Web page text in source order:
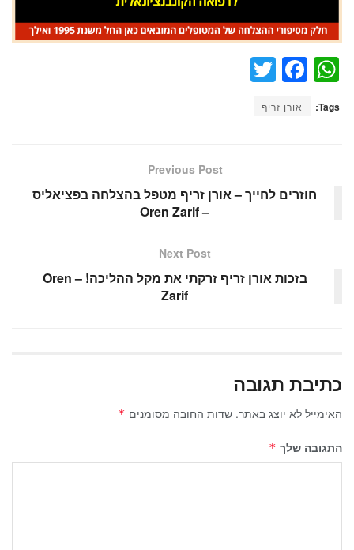
W
h
at
p
F
a
c
o
Tags: אורן זריף
Previous Post
חוזרים לחייך – אורן זריף מטפל בהצלחה בפציאליס
– Oren Zarif
Next Post
בזכות אורן זריף זרקתי את מקל ההליכה! – Oren
Zarif
כתיבת תגובה
האימייל לא יוצג באתר. שדות החובה מסומנים *
התגובה שלך *